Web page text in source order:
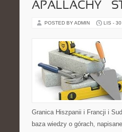
APALLACHY –
POSTED BY ADMIN LIS -
Granica Hiszpanii i Francji i
baza wiedzy o górach,